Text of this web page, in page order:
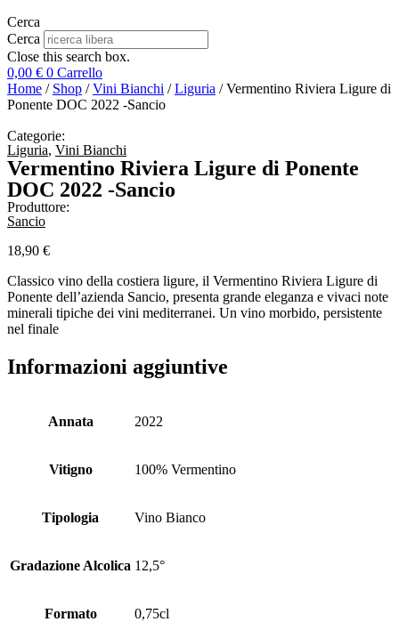
Cerca
Cerca
Close this search box.
0,00 € 0 Carrello
Home / Shop /Vini Bianchi /Liguria / Vermentino Riviera Ligure di
Ponente DOC 2022 -Sancio
Categorie:
Liguria, Vini Bianchi
Vermentino Riviera Ligure di Ponente
DOC 2022 -Sancio
Produttore:
Sancio
18,90 €
Classico vino della costiera ligure, il Vermentino Riviera Ligure di
Ponente dell’azienda Sancio, presenta grande eleganza e vivaci note
minerali tipiche dei vini mediterranei. Un vino morbido, persistente
nel finale
Informazioni aggiuntive
Annata 2022
Vitigno 100% Vermentino
Tipologia Vino Bianco
Gradazione Alcolica 12,5°
Formato 0,75cl